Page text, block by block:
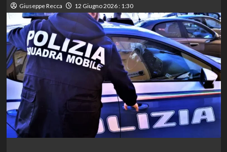
Giuseppe Recca 12 Giugno 2026 : 1:30